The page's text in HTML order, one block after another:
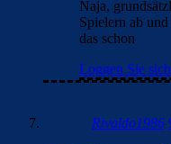
Naja,
Spielern ab
das schon
Loggen Sie
Rivaldo1986